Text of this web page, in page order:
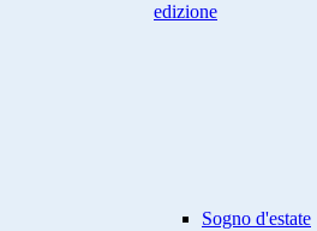
edizione
Sogno d'estate